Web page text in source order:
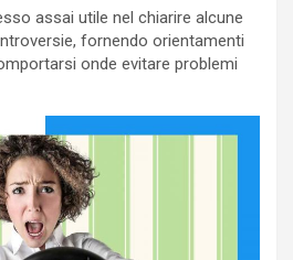
assai utile nel chiarire alcune
fornendo orientamenti
onde evitare problemi